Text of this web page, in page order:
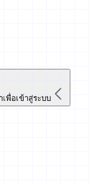
พื่อเข้าสู่ระบบ